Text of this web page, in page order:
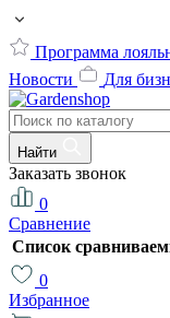
Программа
Новости
Для
Найти
Заказать звонок
0
Сравнение
Список
0
Избранное